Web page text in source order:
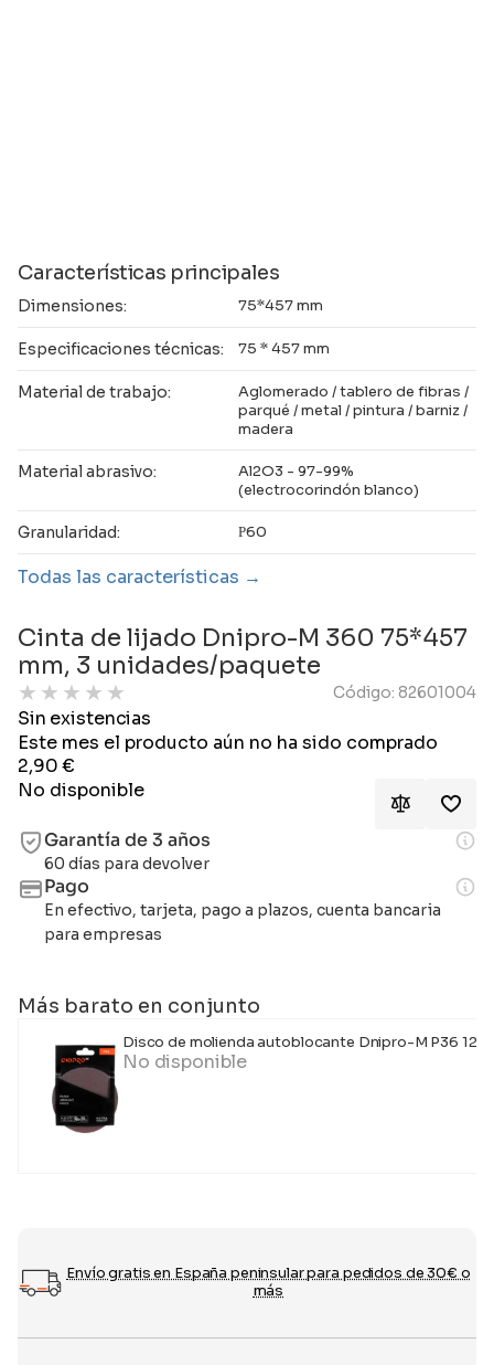
Características principales
Dimensiones: 75*457 mm
Especificaciones técnicas: 75 * 457 mm
Material de trabajo:
Aglomerado / tablero de fibras /
parqué / metal / pintura / barniz /
madera
Material abrasivo:
Al2O3 - 97-99%
(electrocorindón blanco)
Granularidad: Р60
Todas las características
Cinta de lijado Dnipro-M 360 75*457
mm, 3 unidades/paquete
★ ★ ★ ★ ★ Código: 82601004
Sin existencias
Este mes el producto aún no ha sido comprado
2,90€
No disponible
Garantía de 3 años
60 días para devolver
Pago
En efectivo, tarjeta, pago a plazos, cuenta bancaria
para empresas
Más barato en conjunto
Disco de molienda autoblocante Dnipro-M P36
No disponible
Envío gratis en España peninsular para pedidos de 30€ o
más